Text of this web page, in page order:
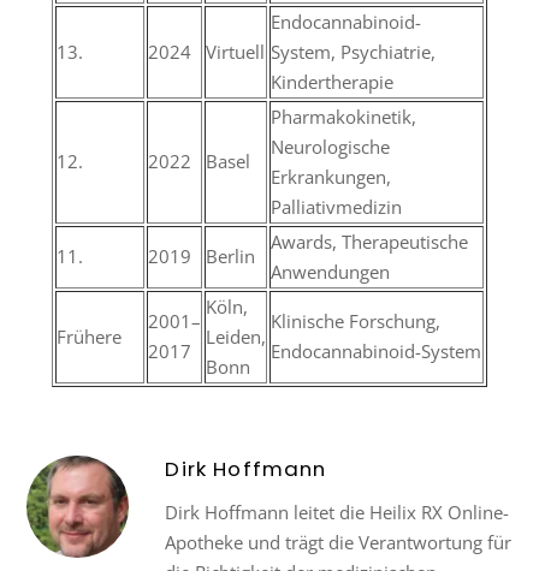
13. 2024 Virtuell
Endocannabinoid-
System, Psychiatrie,
Kindertherapie
12. 2022 Basel
Pharmakokinetik,
Neurologische
Erkrankungen,
Palliativmedizin
11. 2019 Berlin
Awards, Therapeutische
Anwendungen
Frühere
2001–
2017
Köln,
Leiden,
Bonn
Klinische Forschung,
Endocannabinoid-System
Dirk Hoffmann
Dirk Hoffmann leitet die Heilix RX Online-
Apotheke und trägt die Verantwortung für